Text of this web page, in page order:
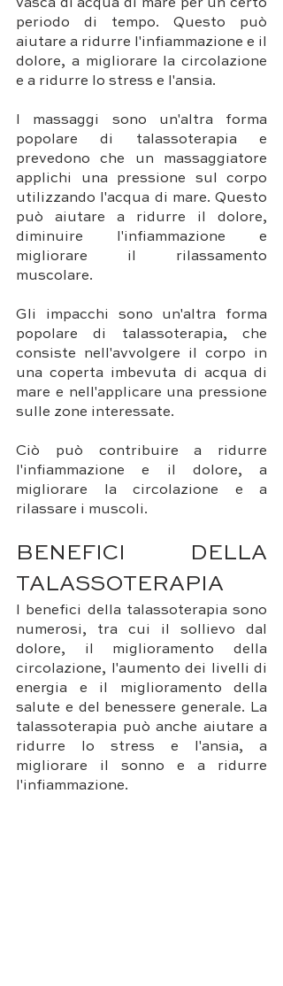
vasca di acqua di mare per un certo
periodo di tempo. Questo può
aiutare a ridurre l'infiammazione e il
dolore, a migliorare la circolazione
e a ridurre lo stress e l'ansia.
I massaggi sono un'altra forma
popolare di talassoterapia e
prevedono che un massaggiatore
applichi una pressione sul corpo
utilizzando l'acqua di mare. Questo
può aiutare a ridurre il dolore,
diminuire l'infiammazione e
migliorare il rilassamento
muscolare.
Gli impacchi sono un'altra forma
popolare di talassoterapia, che
consiste nell'avvolgere il corpo in
una coperta imbevuta di acqua di
mare e nell'applicare una pressione
sulle zone interessate.
Ciò può contribuire a ridurre
l'infiammazione e il dolore, a
migliorare la circolazione e a
rilassare i muscoli.
BENEFICI DELLA
TALASSOTERAPIA
I benefici della talassoterapia sono
numerosi, tra cui il sollievo dal
dolore, il miglioramento della
circolazione, l'aumento dei livelli di
energia e il miglioramento della
salute e del benessere generale. La
talassoterapia può anche aiutare a
ridurre lo stress e l'ansia, a
migliorare il sonno e a ridurre
l'infiammazione.